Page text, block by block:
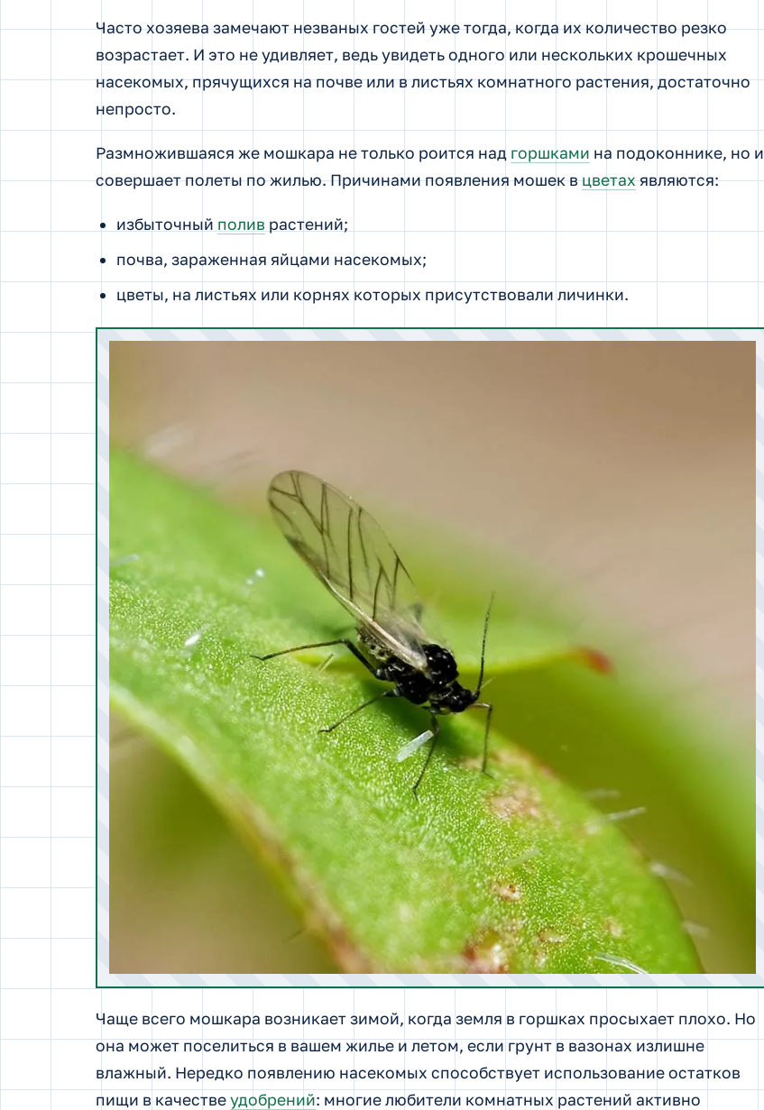
Часто хозяева замечают незваных гостей уже тогда, когда их количество резко
возрастает. И это не удивляет, ведь увидеть одного или нескольких крошечных
насекомых, прячущихся на почве или в листьях комнатного растения, достаточно
непросто.
Размножившаяся же мошкара не только роится над горшками на подоконнике, но и
совершает полеты по жилью. Причинами появления мошек вцветахявляются:
избыточный полив растений;
почва, зараженная яйцами насекомых;
цветы, на листьях или корнях которых присутствовали личинки.
Чаще всего мошкара возникает зимой, когда земля в горшках просыхает плохо. Но
она может поселиться в вашем жилье и летом, если грунт в вазонах излишне
влажный. Нередко появлению насекомых способствует использование остатков
пищи в качествеудобрений: многие любители комнатных растений активно